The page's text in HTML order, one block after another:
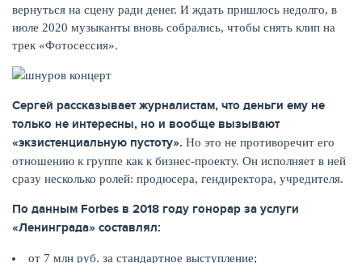
ЕЩЁ
вернуться на сцену ради денег. И ждать пришлось недолго, в
июле 2020 музыканты вновь собрались, чтобы снять клип на
трек «Фотосессия».
Сергей рассказывает журналистам, что деньги ему не
только не интересны, но и вообще вызывают
«экзистенциальную пустоту». Но это не противоречит его
отношению к группе как к бизнес-проекту. Он исполняет в ней
сразу несколько ролей: продюсера, гендиректора, учредителя.
По данным Forbes в 2018 году гонорар за услуги
«Ленинграда» составлял:
от 7 млн руб. за стандартное выступление;